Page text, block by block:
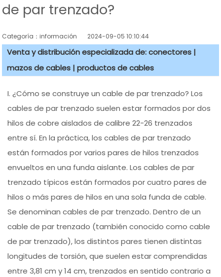
de par trenzado?
Categoría：información 2024-09-05 10:10:44
Venta y distribución especializada de: conectores |
mazos de cables | productos de cables
I. ¿Cómo se construye un cable de par trenzado? Los
cables de par trenzado suelen estar formados por dos
hilos de cobre aislados de calibre 22-26 trenzados
entre sí. En la práctica, los cables de par trenzado
están formados por varios pares de hilos trenzados
envueltos en una funda aislante. Los cables de par
trenzado típicos están formados por cuatro pares de
hilos o más pares de hilos en una sola funda de cable.
Se denominan cables de par trenzado. Dentro de un
cable de par trenzado (también conocido como cable
de par trenzado), los distintos pares tienen distintas
longitudes de torsión, que suelen estar comprendidas
entre 3,81 cm y 14 cm, trenzados en sentido contrario a